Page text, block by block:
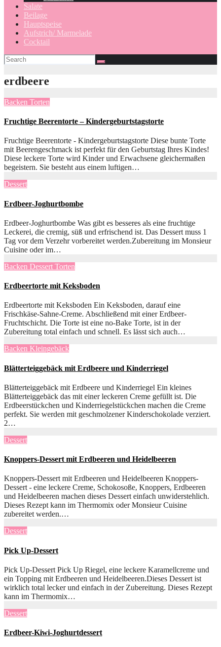
Salate
Beilage
Hauptspeise
Aufstrich/ Marmelade
Cocktail
erdbeere
Backen Torten
Fruchtige Beerentorte – Kindergeburtstagstorte
Fruchtige Beerentorte - Kindergeburtstagstorte Diese bunte Torte
mit Beerengeschmack ist perfekt für den Geburtstag Ihres Kindes!
Diese leckere Torte wird Kinder und Erwachsene gleichermaßen
begeistern. Sie besteht aus einem luftigen…
Dessert
Erdbeer-Joghurtbombe
Erdbeer-Joghurtbombe Was gibt es besseres als eine fruchtige
Leckerei, die cremig, süß und erfrischend ist. Das Dessert muss 1
Tag vor dem Verzehr vorbereitet werden.Zubereitung im Monsieur
Cuisine oder im…
Backen Dessert Torten
Erdbeertorte mit Keksboden
Erdbeertorte mit Keksboden Ein Keksboden, darauf eine
Frischkäse-Sahne-Creme. Abschließend mit einer Erdbeer-
Fruchtschicht. Die Torte ist eine no-Bake Torte, ist in der
Zubereitung total einfach und schnell. Es lässt sich auch…
Backen Kleingebäck
Blätterteiggebäck mit Erdbeere und Kinderriegel
Blätterteiggebäck mit Erdbeere und Kinderriegel Ein kleines
Blätterteiggebäck das mit einer leckeren Creme gefüllt ist. Die
Erdbeerstückchen und Kinderriegelstückchen machen die Creme
perfekt. Sie werden mit geschmolzener Kinderschokolade verziert.
2…
Dessert
Knoppers-Dessert mit Erdbeeren und Heidelbeeren
Knoppers-Dessert mit Erdbeeren und Heidelbeeren Knoppers-
Dessert - eine leckere Creme, Schokosoße, Knoppers, Erdbeeren
und Heidelbeeren machen dieses Dessert einfach unwiderstehlich.
Dieses Rezept kann im Thermomix oder Monsieur Cuisine
zubereitet werden.…
Dessert
Pick Up-Dessert
Pick Up-Dessert Pick Up Riegel, eine leckere Karamellcreme und
ein Topping mit Erdbeeren und Heidelbeeren.Dieses Dessert ist
wirklich total lecker und einfach in der Zubereitung. Dieses Rezept
kann im Thermomix…
Dessert
Erdbeer-Kiwi-Joghurtdessert